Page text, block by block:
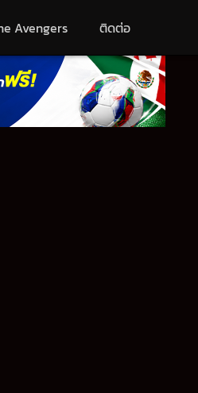
Avengers ติดต่อ